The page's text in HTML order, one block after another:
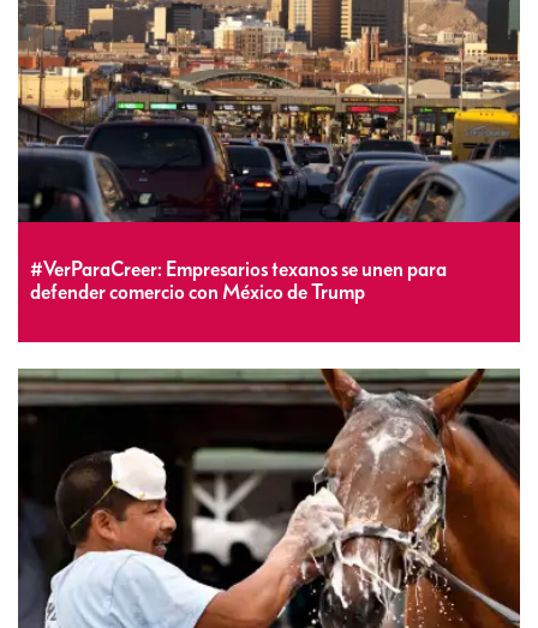
#VerParaCreer: Empresarios texanos se unen para
defender comercio con México de Trump